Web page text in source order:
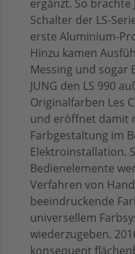
ergänzt. So brachte
Schalter der LS-
erste Aluminium-
Hinzu kamen
Messing und sogar
JUNG den LS 990
Originalfarben Les
und eröffnet damit
Farbgestaltung im
Elektroinstallation.
Bedienelemente
Verfahren von
beeindruckende
universellem
wiederzugeben.
konsequent